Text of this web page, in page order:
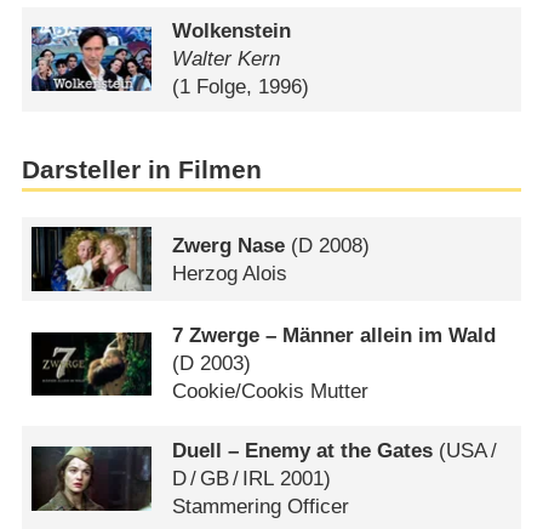
Wolkenstein
Walter Kern
(1 Folge, 1996)
Darsteller in Filmen
Zwerg Nase (D 2008)
Herzog Alois
7 Zwerge – Männer allein im Wald
(D 2003)
Cookie/​Cookis Mutter
Duell – Enemy at the Gates (USA/
D/ GB/ IRL 2001)
Stammering Officer